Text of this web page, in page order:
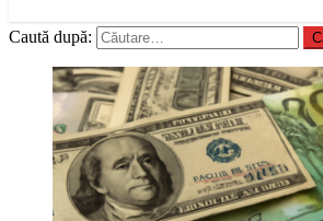
Caută după: